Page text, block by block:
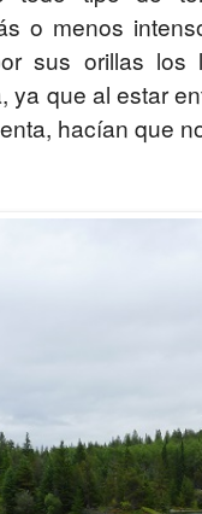
o menos
sus orillas
ya que al estar
hacían que